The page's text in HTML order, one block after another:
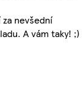
nevšední
A vám taky! ;)